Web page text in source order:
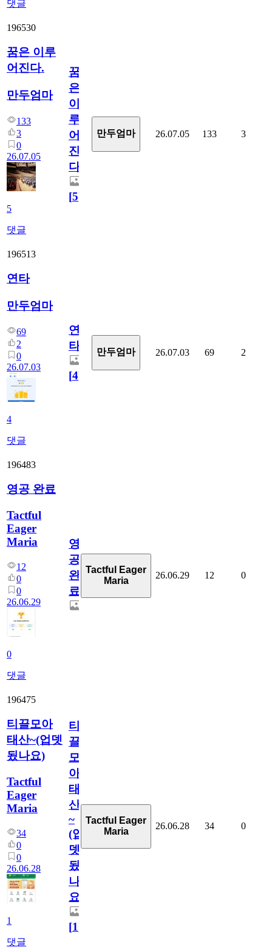
댓글
196530
꿈은 이루
어진다.
만두엄마
133
3
0
26.07.05
5
댓글
꿈
은
이
루
어
진
다.
[5]
만두엄마 26.07.05 133 3
196513
연타
만두엄마
69
2
0
26.07.03
4
댓글
연
타
[4]
만두엄마 26.07.03 69 2
196483
영공 완료
Tactful
Eager
Maria
12
0
0
26.06.29
0
댓글
영
공
완
료
Tactful Eager
Maria
26.06.29 12 0
196475
티끌모아
태산~(업뎃
됬나요)
Tactful
Eager
Maria
34
0
0
26.06.28
1
댓글
티
끌
모
아
태
산
~
(업
뎃
됬
나
요)
[1]
Tactful Eager
Maria
26.06.28 34 0